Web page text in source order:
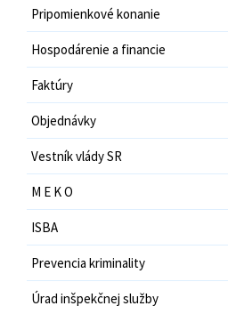
Pripomienkové konanie
Hospodárenie a financie
Faktúry
Objednávky
Vestník vlády SR
M E K O
ISBA
Prevencia kriminality
Úrad inšpekčnej služby